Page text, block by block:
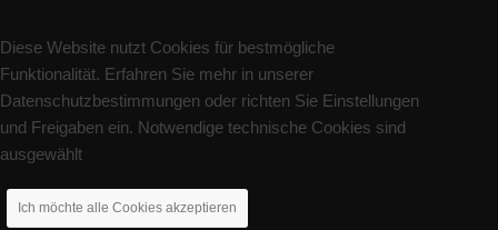
Diese Website nutzt Cookies für bestmögliche
Funktionalität. Erfahren Sie mehr in unserer
Datenschutzbestimmungen oder richten Sie Einstellungen
und Freigaben ein. Notwendige technische Cookies sind
ausgewählt
Ich möchte alle Cookies akzeptieren